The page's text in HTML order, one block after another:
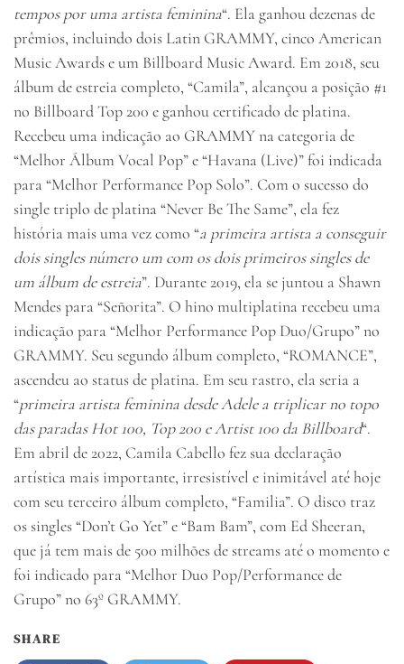
tempos por uma artista feminina“. Ela ganhou dezenas de
prêmios, incluindo dois Latin GRAMMY, cinco American
Music Awards e um Billboard Music Award. Em 2018, seu
álbum de estreia completo, “Camila”, alcançou a posição #1
no Billboard Top 200 e ganhou certificado de platina.
Recebeu uma indicação ao GRAMMY na categoria de
“Melhor Álbum Vocal Pop” e “Havana (Live)” foi indicada
para “Melhor Performance Pop Solo”. Com o sucesso do
single triplo de platina “Never Be The Same”, ela fez
história mais uma vez como “a primeira artista a conseguir
dois singles número um com os dois primeiros singles de
um álbum de estreia”. Durante 2019, ela se juntou a Shawn
Mendes para “Señorita”. O hino multiplatina recebeu uma
indicação para “Melhor Performance Pop Duo/Grupo” no
GRAMMY. Seu segundo álbum completo, “ROMANCE”,
ascendeu ao status de platina. Em seu rastro, ela seria a
“primeira artista feminina desde Adele a triplicar no topo
das paradas Hot 100, Top 200 e Artist 100 da Billboard“.
Em abril de 2022, Camila Cabello fez sua declaração
artística mais importante, irresistível e inimitável até hoje
com seu terceiro álbum completo, “Familia”. O disco traz
os singles “Don’t Go Yet” e “Bam Bam”, com Ed Sheeran,
que já tem mais de 500 milhões de streams até o momento e
foi indicado para “Melhor Duo Pop/Performance de
Grupo” no 63º GRAMMY.
SHARE